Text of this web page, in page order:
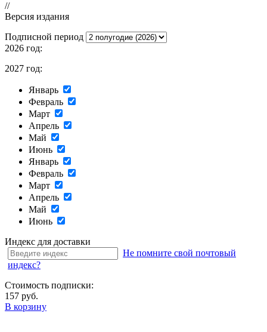
//
Версия издания
Подписной период
2026 год:
2027 год:
Январь
Февраль
Март
Апрель
Май
Июнь
Январь
Февраль
Март
Апрель
Май
Июнь
Индекс для доставки
Не помните свой почтовый
индекс?
Стоимость подписки:
157 руб.
В корзину